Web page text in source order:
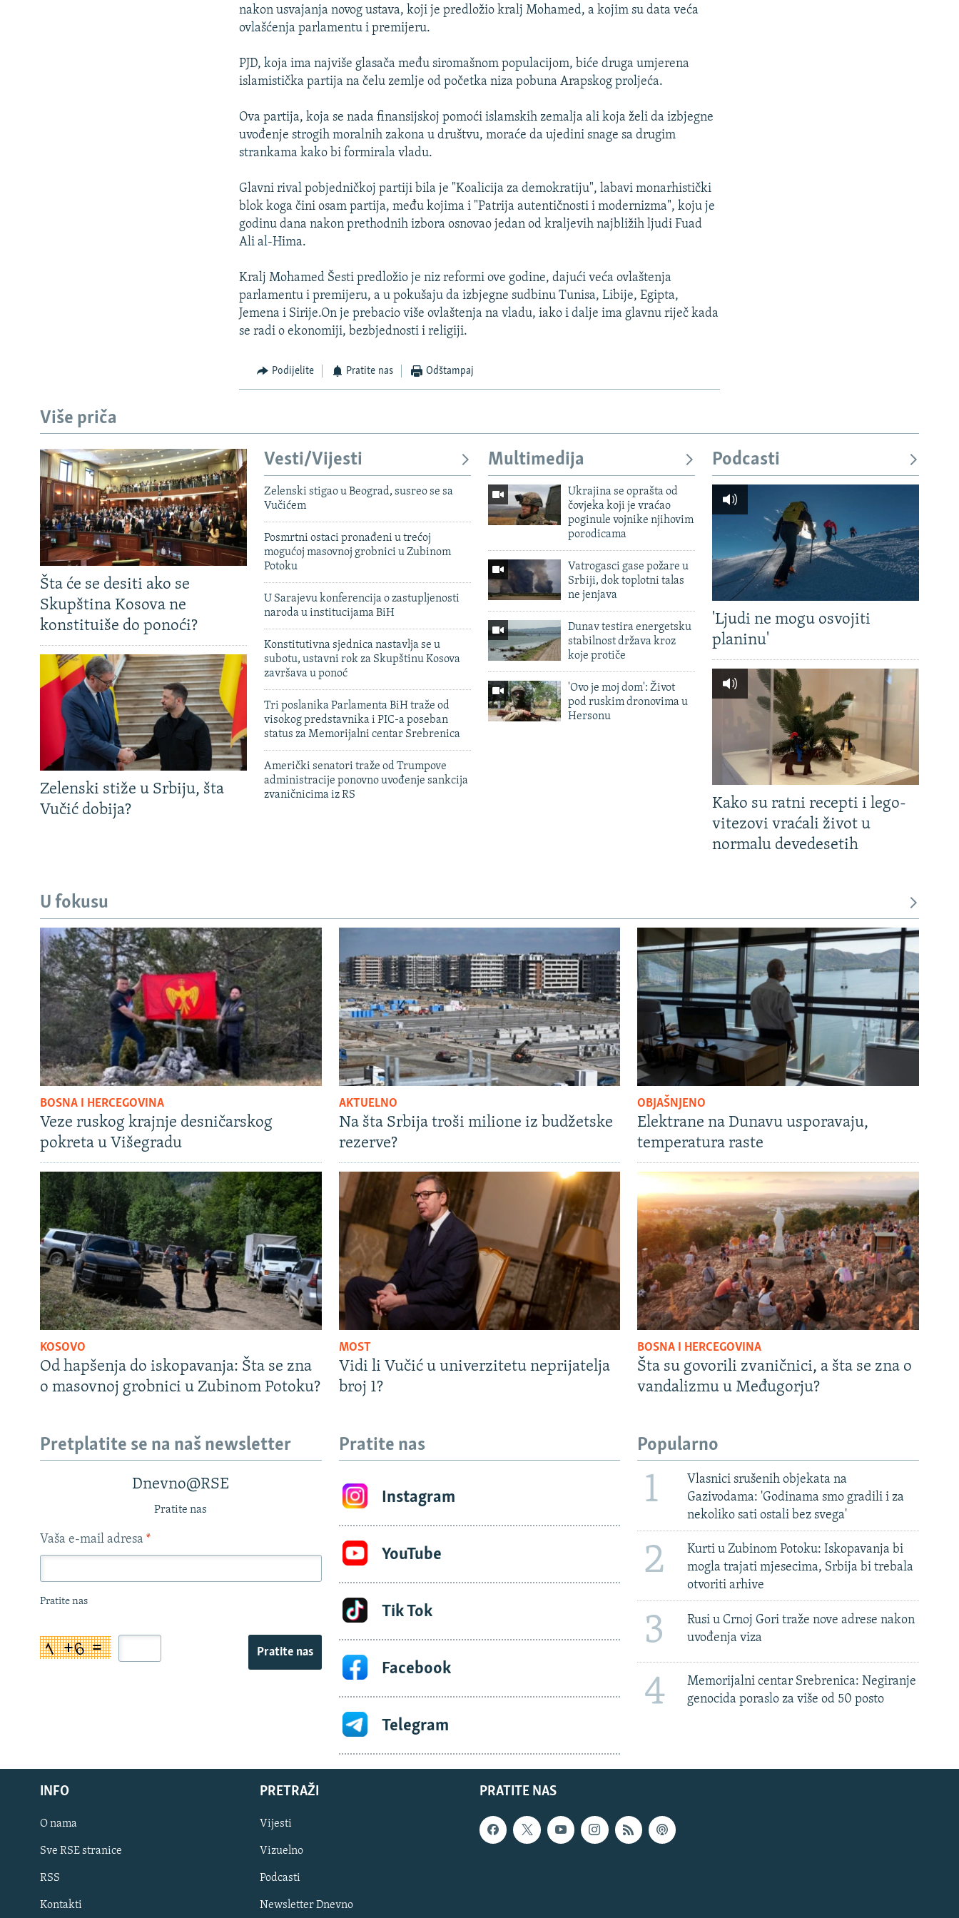
nakon usvajanja novog ustava, koji je predložio kralj Mohamed, a kojim su data veća
ovlašćenja parlamentu i premijeru.
PJD, koja ima najviše glasača među siromašnom populacijom, biće druga umjerena
islamistička partija na čelu zemlje od početka niza pobuna Arapskog proljeća.
Ova partija, koja se nada finansijskoj pomoći islamskih zemalja ali koja želi da izbjegne
uvođenje strogih moralnih zakona u društvu, moraće da ujedini snage sa drugim
strankama kako bi formirala vladu.
Glavni rival pobjedničkoj partiji bila je "Koalicija za demokratiju", labavi monarhistički
blok koga čini osam partija, među kojima i "Patrija autentičnosti i modernizma", koju je
godinu dana nakon prethodnih izbora osnovao jedan od kraljevih najbližih ljudi Fuad
Ali al-Hima.
Kralj Mohamed Šesti predložio je niz reformi ove godine, dajući veća ovlaštenja
parlamentu i premijeru, a u pokušaju da izbjegne sudbinu Tunisa, Libije, Egipta,
Jemena i Sirije.On je prebacio više ovlaštenja na vladu, iako i dalje ima glavnu riječ kada
se radi o ekonomiji, bezbjednosti i religiji.
Podijelite Pratite nas Odštampaj
Više priča
Šta će se desiti ako se
Skupština Kosova ne
konstituiše do ponoći?
Zelenski stiže u Srbiju, šta
Vučić dobija?
Vesti/Vijesti
Zelenski stigao u Beograd, susreo se sa
Vučićem
Posmrtni ostaci pronađeni u trećoj
mogućoj masovnoj grobnici u Zubinom
Potoku
U Sarajevu konferencija o zastupljenosti
naroda u institucijama BiH
Konstitutivna sjednica nastavlja se u
subotu, ustavni rok za Skupštinu Kosova
završava u ponoć
Tri poslanika Parlamenta BiH traže od
visokog predstavnika i PIC-a poseban
status za Memorijalni centar Srebrenica
Američki senatori traže od Trumpove
administracije ponovno uvođenje sankcija
zvaničnicima iz RS
Multimedija
Ukrajina se oprašta od
čovjeka koji je vraćao
poginule vojnike njihovim
porodicama
Vatrogasci gase požare u
Srbiji, dok toplotni talas
ne jenjava
Dunav testira energetsku
stabilnost država kroz
koje protiče
'Ovo je moj dom': Život
pod ruskim dronovima u
Hersonu
Podcasti
'Ljudi ne mogu osvojiti
planinu'
Kako su ratni recepti i lego-
vitezovi vraćali život u
normalu devedesetih
U fokusu
BOSNA I HERCEGOVINA
Veze ruskog krajnje desničarskog
pokreta u Višegradu
AKTUELNO
Na šta Srbija troši milione iz budžetske
rezerve?
OBJAŠNJENO
Elektrane na Dunavu usporavaju,
temperatura raste
KOSOVO
Od hapšenja do iskopavanja: Šta se zna
o masovnoj grobnici u Zubinom Potoku?
MOST
Vidi li Vučić u univerzitetu neprijatelja
broj 1?
BOSNA I HERCEGOVINA
Šta su govorili zvaničnici, a šta se zna o
vandalizmu u Međugorju?
Pretplatite se na naš newsletter
Dnevno@RSE
Pratite nas
Vaša e-mail adresa *
Pratite nas
Pratite nas
Pratite nas
Instagram
YouTube
Tik Tok
Facebook
Telegram
Popularno
1
Vlasnici srušenih objekata na
Gazivodama: 'Godinama smo gradili i za
nekoliko sati ostali bez svega'
2
Kurti u Zubinom Potoku: Iskopavanja bi
mogla trajati mjesecima, Srbija bi trebala
otvoriti arhive
3
Rusi u Crnoj Gori traže nove adrese nakon
uvođenja viza
4
Memorijalni centar Srebrenica: Negiranje
genocida poraslo za više od 50 posto
PRATITE NAS
INFO
O nama
Sve RSE stranice
RSS
Kontakti
PRETRAŽI
Vijesti
Vizuelno
Podcasti
Newsletter Dnevno